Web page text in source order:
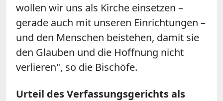
wollen wir uns als Kirche einsetzen –
gerade auch mit unseren Einrichtungen –
und den Menschen beistehen, damit sie
den Glauben und die Hoffnung nicht
verlieren", so die Bischöfe.
Urteil des Verfassungsgerichts als